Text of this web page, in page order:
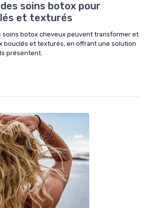
soins botox pour
et texturés
soins botox cheveux peuvent transformer et
bouclés et texturés, en offrant une solution
présentent.